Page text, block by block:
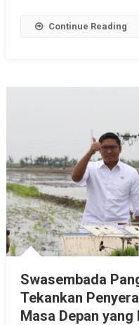
Continue Reading
Swasembada
Tekankan
Masa Depan